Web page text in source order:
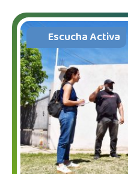
Escucha Activa